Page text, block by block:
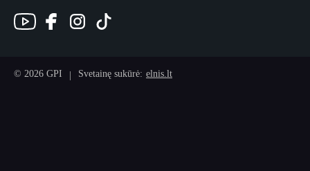
© 2026 GPI | Svetainę sukūrė: elnis.lt